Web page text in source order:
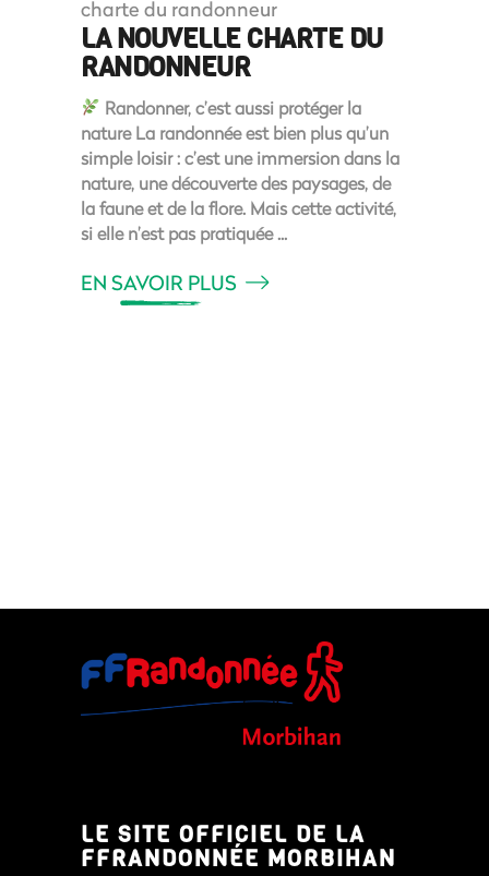
charte du randonneur
LA NOUVELLE CHARTE DU
RANDONNEUR
Randonner, c’est aussi protéger la
nature La randonnée est bien plus qu’un
simple loisir : c’est une immersion dans la
nature, une découverte des paysages, de
la faune et de la flore. Mais cette activité,
si elle n’est pas pratiquée
EN SAVOIR PLUS
LE SITE OFFICIEL DE LA
FFRANDONNÉE MORBIHAN